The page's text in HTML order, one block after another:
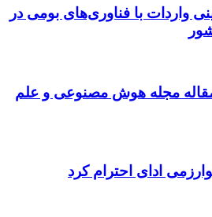
واردات با فناوری‌های بومی در
مجله هوش مصنوعی و علم
ادای احترام کرد